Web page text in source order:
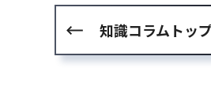
知識コラムトッ